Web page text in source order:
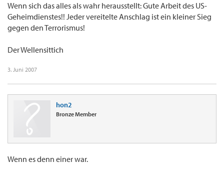
Wenn sich das alles als wahr herausstellt: Gute Arbeit des US-
Geheimdienstes!! Jeder vereitelte Anschlag ist ein kleiner Sieg
gegen den Terrorismus!
Der Wellensittich
3. Juni 2007
hon2
Bronze Member
Wenn es denn einer war.